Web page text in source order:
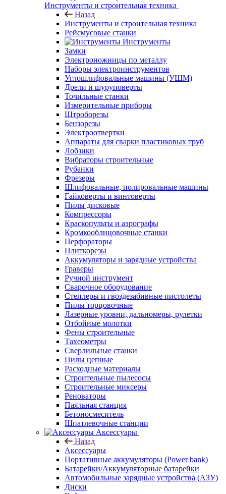
Инструменты и строительная техника
Назад
Инструменты и строительная техника
Рейсмусовые станки
Инструменты
Замки
Электроножницы по металлу
Наборы электроинструментов
Углошлифовальные машины (УШМ)
Дрели и шуруповерты
Точильные станки
Измерительные приборы
Штроборезы
Бензорезы
Электроотвертки
Аппараты для сварки пластиковых труб
Лобзики
Вибраторы строительные
Рубанки
Фрезеры
Шлифовальные, полировальные машины
Гайковерты и винтоверты
Пилы дисковые
Компрессоры
Краскопульты и аэрографы
Кромкооблицовочные станки
Перфораторы
Плиткорезы
Аккумуляторы и зарядные устройства
Граверы
Ручной инструмент
Сварочное оборудование
Степлеры и гвоздезабивные пистолеты
Пилы торцовочные
Лазерные уровни, дальномеры, рулетки
Отбойные молотки
Фены строительные
Тахеометры
Сверлильные станки
Пилы цепные
Расходные материалы
Строительные пылесосы
Строительные миксеры
Реноваторы
Паяльная станция
Бетоносмеситель
Шпатлевочные станции
Аксессуары
Назад
Аксессуары
Портативные аккумуляторы (Power bank)
Батарейки/Аккумуляторные батарейки
Автомобильные зарядные устройства (АЗУ)
Диски